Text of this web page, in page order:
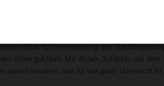
für Lehrerbildung und
schon gut läuft. Mit diesen ‚Schätzen aus dem
dann formuliert, was für uns guter Unterricht ist